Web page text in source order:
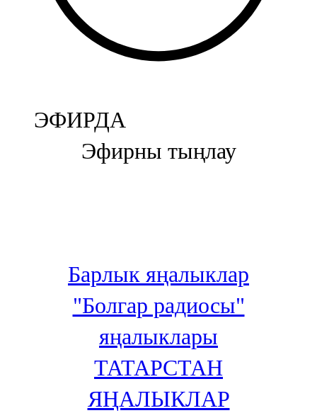
107,5 FM
Биләр
Болгар
106,0 FM
Бөгелмә
100,3 FM
106,6 FM
Кадыбаш
105,2 FM
ЭФИРДА
Эфирны тыңлау
Барлык яңалыклар
"Болгар радиосы"
яңалыклары
ТАТАРСТАН
ЯҢАЛЫКЛАР